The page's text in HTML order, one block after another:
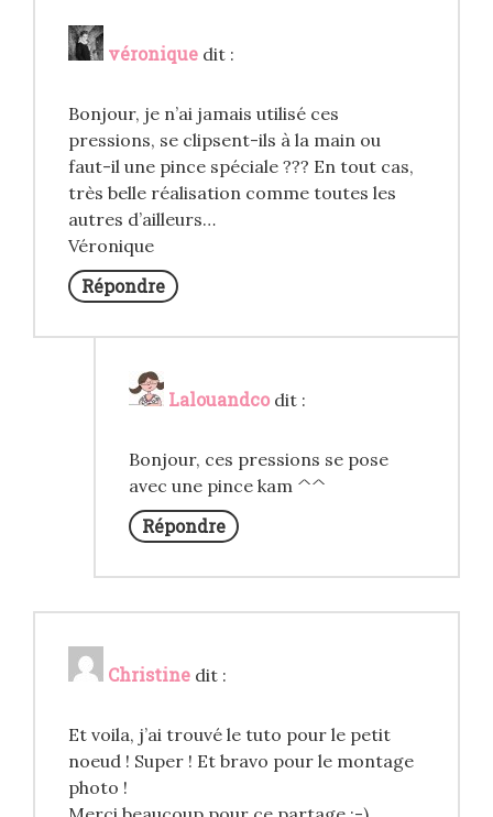
véronique dit :
Bonjour, je n’ai jamais utilisé ces
pressions, se clipsent-ils à la main ou
faut-il une pince spéciale ??? En tout cas,
très belle réalisation comme toutes les
autres d’ailleurs…
Véronique
Répondre
Lalouandco dit :
Bonjour, ces pressions se pose
avec une pince kam ^^
Répondre
Christine dit :
Et voila, j’ai trouvé le tuto pour le petit
noeud ! Super ! Et bravo pour le montage
photo !